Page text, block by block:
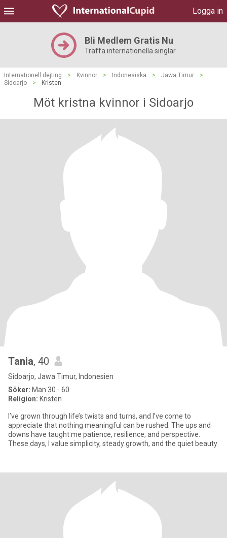
Logga in
Bli Medlem Gratis Nu
Träffa internationella singlar
Internationell dejting > Kvinnor > Indonesiska > Jawa Timur
>
Sidoarjo
> Kristen
Möt kristna kvinnor i Sidoarjo
Tania, 40
Sidoarjo, Jawa Timur, Indonesien
Söker: Man 30 - 60
Religion: Kristen
I’ve grown through life’s twists and turns, and I’ve come to
appreciate that nothing meaningful can be rushed. The ups and
downs have taught me patience, resilience, and perspective.
These days, I value simplicity, steady growth, and the quiet beauty